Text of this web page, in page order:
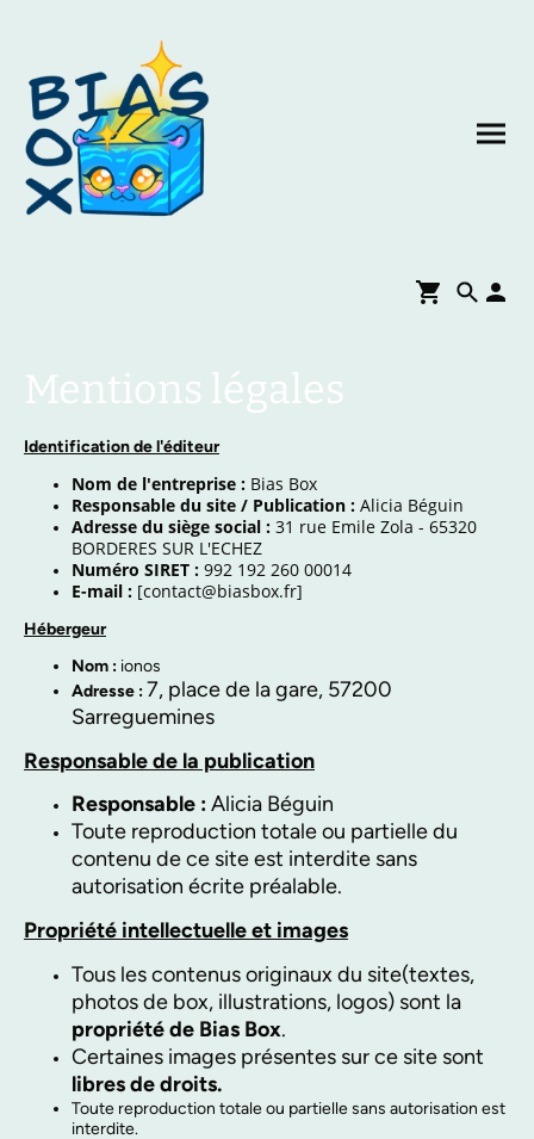
Mentions légales
Identification de l'éditeur
Nom de l'entreprise : Bias Box
Responsable du site / Publication : Alicia Béguin
Adresse du siège social : 31 rue Emile Zola - 65320
BORDERES SUR L'ECHEZ
Numéro SIRET : 992 192 260 00014
E-mail : [contact@biasbox.fr]
Hébergeur
Nom : ionos
Adresse :7, place de la gare, 57200
Sarreguemines
Responsable de la publication
Responsable :Alicia Béguin
Toute reproduction totale ou partielle du
contenu de ce site est interdite sans
autorisation écrite préalable.
Propriété intellectuelle et images
Tous les contenus originaux du site(textes,
photos de box, illustrations, logos) sont la
propriété de Bias Box.
Certaines images présentes sur ce site sont
libres de droits.
Toute reproduction totale ou partielle sans autorisation est
interdite.